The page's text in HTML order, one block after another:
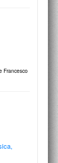
Francesco